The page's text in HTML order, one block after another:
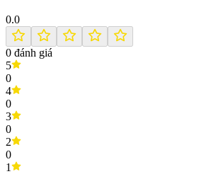
0.0
0 đánh giá
5
0
4
0
3
0
2
0
1